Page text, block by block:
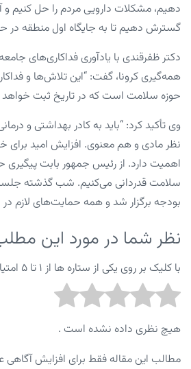
دهیم، مشکلات دارویی مردم را حل کنیم و
گسترش دهیم تا به جایگاه اول منطقه در
دکتر ظفرقندی با یادآوری فداکاری‌های
همه‌گیری کرونا، گفت: “این تلاش‌ها و
حوزه سلامت است که در تاریخ ثبت
وی تأکید کرد: “باید به کادر بهداشتی و
نظر مادی و هم معنوی. افزایش امید برای
اهمیت دارد. از رئیس جمهور بابت
سلامت قدردانی می‌کنیم. شب گذشته
بودجه برگزار شد و همه حمایت‌های لازم
نظر شما در مورد این
با کلیک بر روی یکی از ستاره ها از ۱ تا ۵ امتیاز دهید :
هیچ نظری داده نشده است .
مطالب این مقاله فقط برای افزایش